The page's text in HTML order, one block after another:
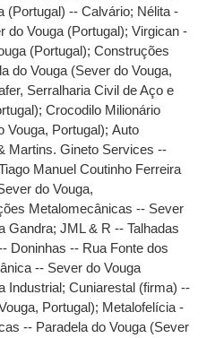
(Portugal) -- Calvário; Nélita -
do Vouga (Portugal);Virgican -
(Portugal);Construções
do Vouga (Sever do Vouga,
Serralharia Civil de Aço e
;Crocodilo Milionário
Vouga, Portugal);Auto
Martins. Gineto Services --
Manuel Coutinho Ferreira
do Vouga,
Metalomecânicas -- Sever
Gandra;JML & R -- Talhadas
Doninhas -- Rua Fonte dos
-- Sever do Vouga
Industrial;Cuniarestal (firma) --
Portugal); Metalofelícia -
-- Paradela do Vouga (Sever